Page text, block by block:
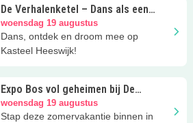
De Verhalenketel – Dans als een
kraanvogel
woensdag 19 augustus
Dans, ontdek en droom mee op
Kasteel Heeswijk!
Expo Bos vol geheimen bij De
Elzenhoek in Oss
woensdag 19 augustus
Stap deze zomervakantie binnen in